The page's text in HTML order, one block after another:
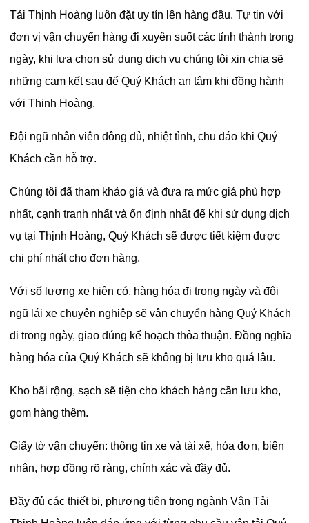
Tải Thịnh Hoàng luôn đặt uy tín lên hàng đầu. Tự tin với
đơn vị vận chuyển hàng đi xuyên suốt các tỉnh thành trong
ngày, khi lựa chọn sử dụng dịch vụ chúng tôi xin chia sẽ
những cam kết sau để Quý Khách an tâm khi đồng hành
với Thịnh Hoàng.
Đội ngũ nhân viên đông đủ, nhiệt tình, chu đáo khi Quý
Khách cần hỗ trợ.
Chúng tôi đã tham khảo giá và đưa ra mức giá phù hợp
nhất, cạnh tranh nhất và ổn định nhất để khi sử dụng dịch
vụ tại Thịnh Hoàng, Quý Khách sẽ được tiết kiệm được
chi phí nhất cho đơn hàng.
Với số lượng xe hiện có, hàng hóa đi trong ngày và đội
ngũ lái xe chuyên nghiệp sẽ vận chuyển hàng Quý Khách
đi trong ngày, giao đúng kế hoạch thỏa thuận. Đồng nghĩa
hàng hóa của Quý Khách sẽ không bị lưu kho quá lâu.
Kho bãi rộng, sạch sẽ tiện cho khách hàng cần lưu kho,
gom hàng thêm.
Giấy tờ vận chuyển: thông tin xe và tài xế, hóa đơn, biên
nhận, hợp đồng rõ ràng, chính xác và đầy đủ.
Đầy đủ các thiết bị, phương tiện trong ngành Vận Tải